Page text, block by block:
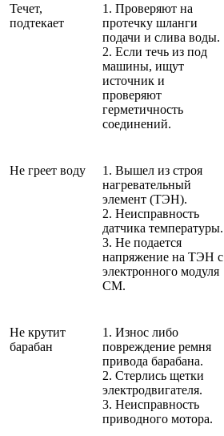
Течет,
подтекает
1. Проверяют на
протечку шланги
подачи и слива воды.
2. Если течь из под
машины, ищут
источник и
проверяют
герметичность
соединений.
Не греет воду
1. Вышел из строя
нагревательный
элемент (ТЭН).
2. Неисправность
датчика температуры.
3. Не подается
напряжение на ТЭН с
электронного модуля
СМ.
Не крутит
барабан
1. Износ либо
повреждение ремня
привода барабана.
2. Стерлись щетки
электродвигателя.
3. Неисправность
приводного мотора.